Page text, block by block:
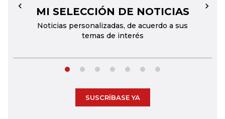
MI SELECCIÓN DE NOTICIAS
Noticias personalizadas, de acuerdo a sus
temas de interés
← →
SUSCRÍBASE YA